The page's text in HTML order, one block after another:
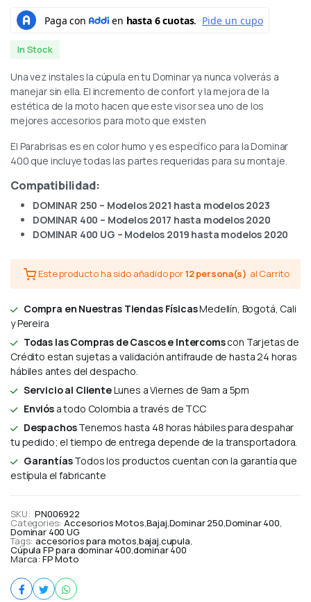
In Stock
Una vez instales la cúpula en tu Dominar ya nunca volverás a
manejar sin ella. El incremento de confort y la mejora de la
estética de la moto hacen que este visor sea uno de los
mejores accesorios para moto que existen
El Parabrisas es en color humo y es específico para la Dominar
400 que incluye todas las partes requeridas para su montaje.
Compatibilidad:
DOMINAR 250 – Modelos 2021 hasta modelos 2023
DOMINAR 400 – Modelos 2017 hasta modelos 2020
DOMINAR 400 UG – Modelos 2019 hasta modelos 2020
Este producto ha sido añadido por12 persona(s) al Carrito
Compra en Nuestras Tiendas FísicasMedellín, Bogotá, Cali
y Pereira
Todas las Compras de Cascos e Intercomscon Tarjetas de
Crédito estan sujetas a validación antifraude de hasta 24 horas
hábiles antes del despacho.
Servicio al ClienteLunes a Viernes de 9am a 5pm
Enviósa todo Colombia a través de TCC
DespachosTenemos hasta 48 horas hábiles para despahar
tu pedido; el tiempo de entrega depende de la transportadora.
GarantíasTodos los productos cuentan con la garantía que
estípula el fabricante
SKU: PN006922
Categories: Accesorios Motos,Bajaj,Dominar 250,Dominar 400,
Dominar 400 UG
Tags: accesorios para motos,bajaj,cupula,
Cúpula FP para dominar 400,dominar 400
Marca: FP Moto